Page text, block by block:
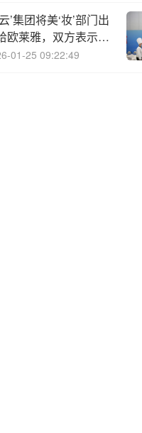
’集团将美‘妆’部门出
欧莱雅，双方表示将
开发健康产品
01-25 09:22:49